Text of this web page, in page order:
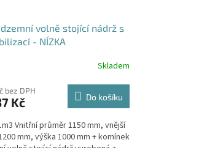
volně stojící nádrž s
- NÍZKA
Skladem
bez DPH
Kč Do košíku
Vnitřní průměr 1150 mm, vnější
mm, výška 1000 mm + komínek